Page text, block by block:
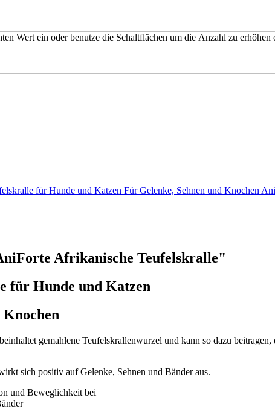
Wert ein oder benutze die Schaltflächen um die Anzahl zu erhöhen
für Hunde und Katzen Für Gelenke, Sehnen und Knochen
Afrikanische Teufelskralle"
für Hunde und Katzen
Knochen
beinhaltet gemahlene Teufelskrallenwurzel und kann so dazu
sich positiv auf Gelenke, Sehnen und Bänder aus.
und Beweglichkeit bei